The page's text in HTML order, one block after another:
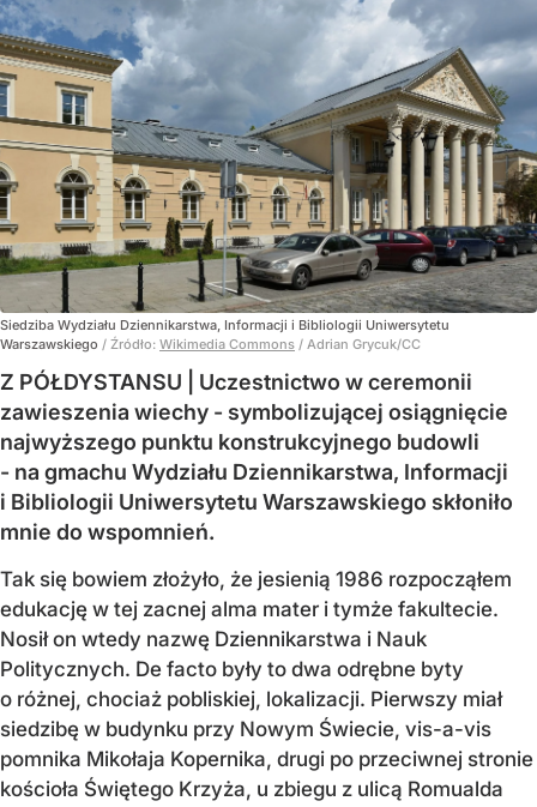
Siedziba Wydziału Dziennikarstwa, Informacji i Bibliologii Uniwersytetu
Warszawskiego / Źródło: Wikimedia Commons / Adrian Grycuk/CC
Z PÓŁDYSTANSU | Uczestnictwo w ceremonii
zawieszenia wiechy - symbolizującej osiągnięcie
najwyższego punktu konstrukcyjnego budowli
- na gmachu Wydziału Dziennikarstwa, Informacji
i Bibliologii Uniwersytetu Warszawskiego skłoniło
mnie do wspomnień.
Tak się bowiem złożyło, że jesienią 1986 rozpocząłem
edukację w tej zacnej alma mater i tymże fakultecie.
Nosił on wtedy nazwę Dziennikarstwa i Nauk
Politycznych. De facto były to dwa odrębne byty
o różnej, chociaż pobliskiej, lokalizacji. Pierwszy miał
siedzibę w budynku przy Nowym Świecie, vis-a-vis
pomnika Mikołaja Kopernika, drugi po przeciwnej stronie
kościoła Świętego Krzyża, u zbiegu z ulicą Romualda